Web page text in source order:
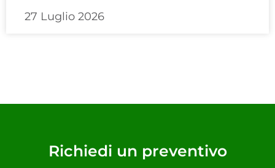
27 Luglio 2026
Richiedi un preventivo